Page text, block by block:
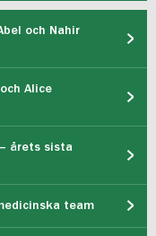
och Nahir
Alice
årets sista
team